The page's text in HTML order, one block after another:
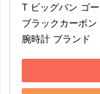
T ビッグバン ゴ
ブラックカーボ
腕時計 ブランド